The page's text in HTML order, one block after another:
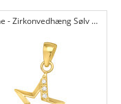
Stjerne - Zirkonvedhæng Sølv CH44525